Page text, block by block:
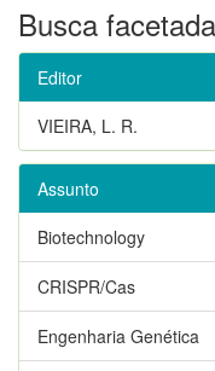
Busca facetada
Editor
VIEIRA, L. R.
Assunto
Biotechnology
CRISPR/Cas
Engenharia Genética